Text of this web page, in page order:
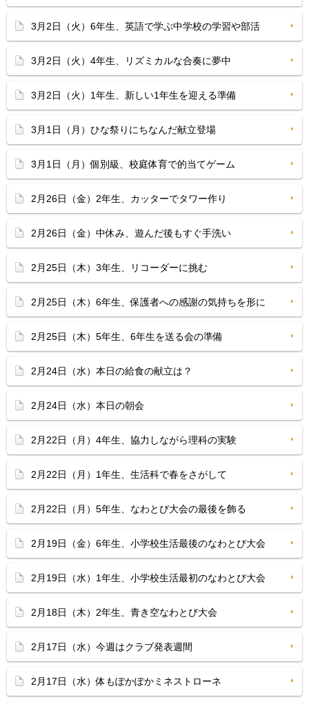
3月2日（火）6年生、英語で学ぶ中学校の学習や部活
3月2日（火）4年生、リズミカルな合奏に夢中
3月2日（火）1年生、新しい1年生を迎える準備
3月1日（月）ひな祭りにちなんだ献立登場
3月1日（月）個別級、校庭体育で的当てゲーム
2月26日（金）2年生、カッターでタワー作り
2月26日（金）中休み、遊んだ後もすぐ手洗い
2月25日（木）3年生、リコーダーに挑む
2月25日（木）6年生、保護者への感謝の気持ちを形に
2月25日（木）5年生、6年生を送る会の準備
2月24日（水）本日の給食の献立は？
2月24日（水）本日の朝会
2月22日（月）4年生、協力しながら理科の実験
2月22日（月）1年生、生活科で春をさがして
2月22日（月）5年生、なわとび大会の最後を飾る
2月19日（金）6年生、小学校生活最後のなわとび大会
2月19日（水）1年生、小学校生活最初のなわとび大会
2月18日（木）2年生、青き空なわとび大会
2月17日（水）今週はクラブ発表週間
2月17日（水）体もぽかぽかミネストローネ